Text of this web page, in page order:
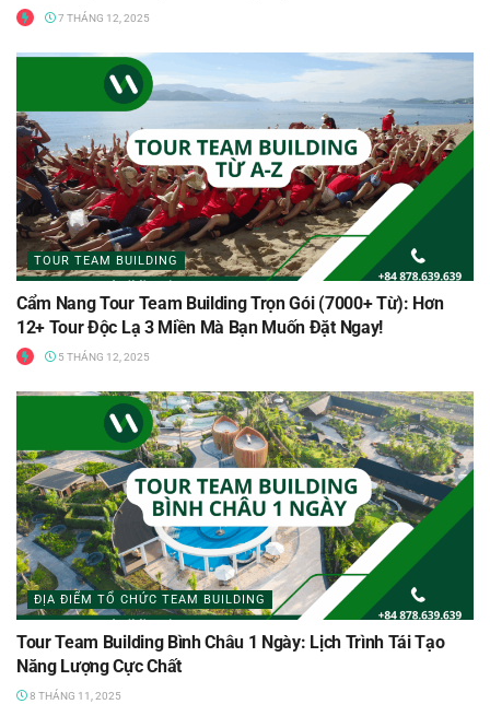
7 THÁNG 12, 2025
TOUR TEAM BUILDING
Cẩm Nang Tour Team Building Trọn Gói (7000+ Từ): Hơn
12+ Tour Độc Lạ 3 Miền Mà Bạn Muốn Đặt Ngay!
5 THÁNG 12, 2025
ĐỊA ĐIỂM TỔ CHỨC TEAM BUILDING
Tour Team Building Bình Châu 1 Ngày: Lịch Trình Tái Tạo
Năng Lượng Cực Chất
8 THÁNG 11, 2025